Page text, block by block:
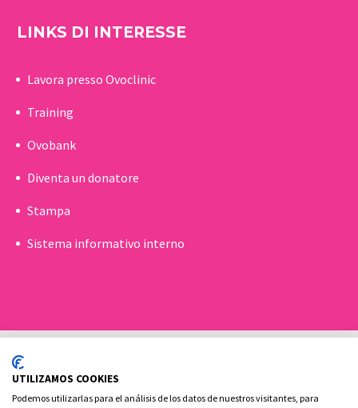
LINKS DI INTERESSE
Lavora presso Ovoclinic
Training
Ovobank
Diventa un donatore
Stampa
Sistema informativo interno
UTILIZAMOS COOKIES
Podemos utilizarlas para el análisis de los datos de nuestros visitantes, para